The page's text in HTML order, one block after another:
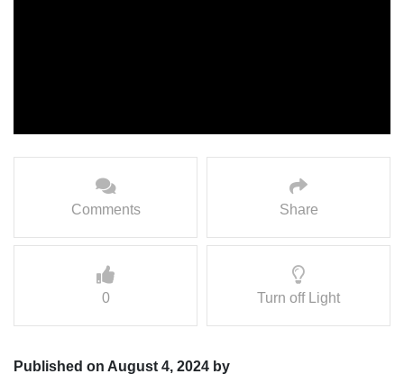
Comments Share
0 Turn off Light
Published on August 4, 2024 by